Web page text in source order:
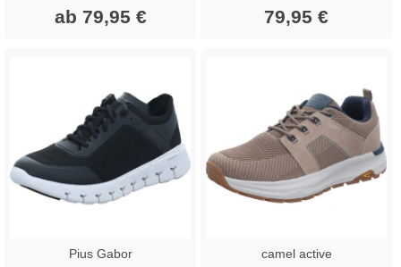
ab 79,95 € 79,95 €
Pius Gabor camel active